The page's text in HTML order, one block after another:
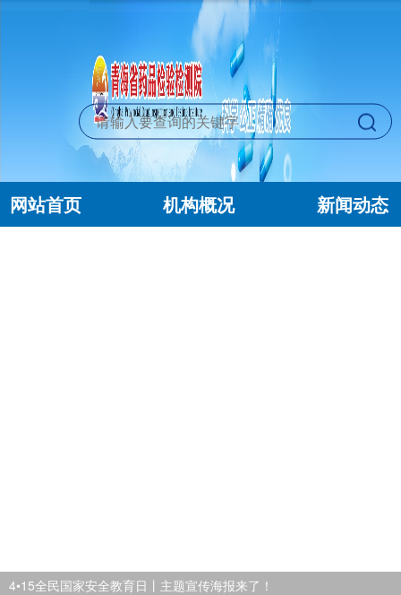
网站首页 机构概况 新闻动态
4•15全民国家安全教育日丨主题宣传海报来了！